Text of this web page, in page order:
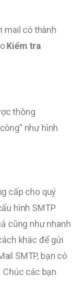
mail có thành
Kiểm tra
thông
như hình
cấp cho quý
hình SMTP
cũng như nhanh
khác để gửi
SMTP, bạn có
Chúc các bạn